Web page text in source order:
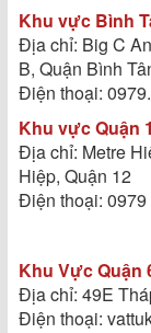
Khu vực Bình
Địa chỉ: Big C
B, Quận Bình
Điện thoại:
Khu vực Quận
Địa chỉ: Metre
Hiệp, Quận 12
Điện thoại: 0979
Khu Vực Quận
Địa chỉ: 49E
Điện thoại: